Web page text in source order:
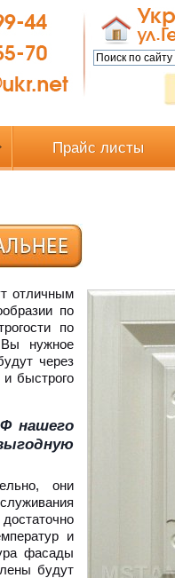
Прайс листы
отличным
по
по
Вы нужное
через
быстрого
нашего
они
и
фасады
будут